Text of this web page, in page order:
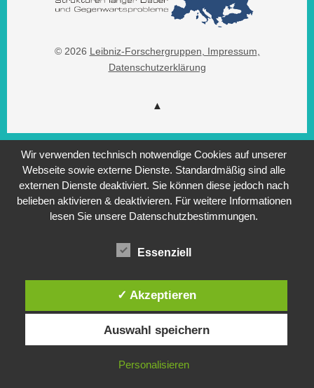
© 2026 Leibniz-Forschergruppen , Impressum
Datenschutzerklärung
Wir verwenden technisch notwendige Cookies auf unserer
Webseite sowie externe Dienste. Standardmäßig sind alle
externen Dienste deaktiviert. Sie können diese jedoch nach
belieben aktivieren & deaktivieren. Für weitere Informationen
lesen Sie unsere Datenschutzbestimmungen.
Essenziell
✓ Akzeptieren
Auswahl speichern
Personalisieren